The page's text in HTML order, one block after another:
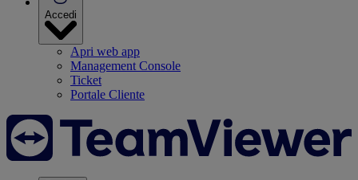
Accedi
Apri web app
Management Console
Ticket
Portale Cliente